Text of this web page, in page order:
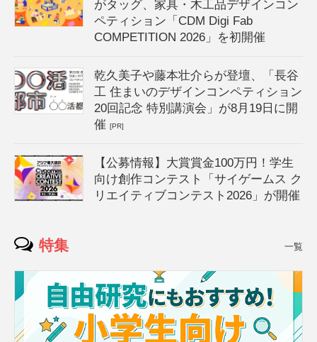
がタッグ、家具・木工品デザインコン
ペティション「CDM Digi Fab
COMPETITION 2026」を初開催
乾久美子や藤本壮介らが登壇、「長谷
工 住まいのデザインコンペティション
20回記念 特別講演会」が8月19日に開
催[PR]
【公募情報】大賞賞金100万円！学生
向け創作コンテスト「サイゲームス ク
リエイティブコンテスト2026」が開催
特集 一覧